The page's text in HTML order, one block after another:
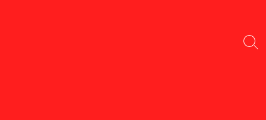
検